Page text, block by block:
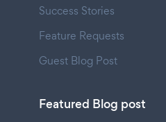
Success Stories
Feature Requests
Guest Blog Post
Featured Blog post